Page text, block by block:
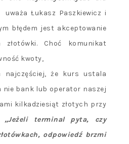
uważa Łukasz Paszkiewicz i
błędem jest akceptowanie
złotówki. Choć komunikat
kwoty,
najczęściej, że kurs ustala
nie bank lub operator naszej
kilkadziesiąt złotych przy
„Jeżeli terminal pyta, czy
odpowiedź brzmi